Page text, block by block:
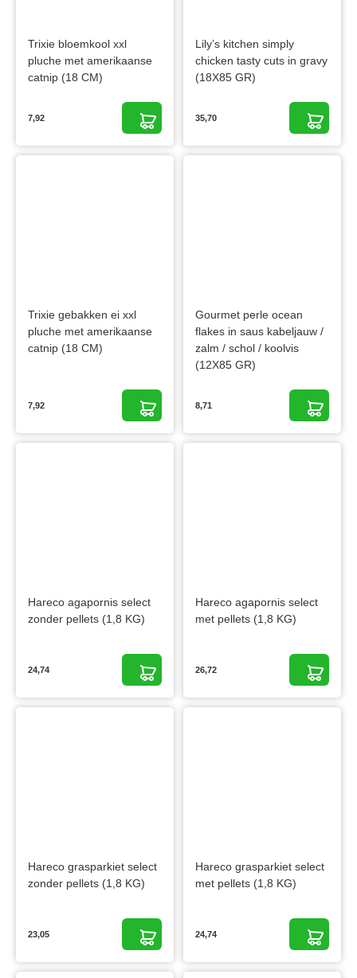
Trixie bloemkool xxl
pluche met amerikaanse
catnip (18 CM)
7,92
Lily’s kitchen simply
chicken tasty cuts in gravy
(18X85 GR)
35,70
Trixie gebakken ei xxl
pluche met amerikaanse
catnip (18 CM)
7,92
Gourmet perle ocean
flakes in saus kabeljauw /
zalm / schol / koolvis
(12X85 GR)
8,71
Hareco agapornis select
zonder pellets (1,8 KG)
24,74
Hareco agapornis select
met pellets (1,8 KG)
26,72
Hareco grasparkiet select
zonder pellets (1,8 KG)
23,05
Hareco grasparkiet select
met pellets (1,8 KG)
24,74